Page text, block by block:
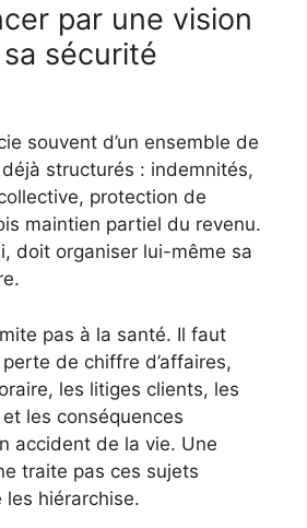
par une vision
sécurité
souvent d’un ensemble de
structurés : indemnités,
protection de
maintien partiel du revenu.
doit organiser lui-même sa
pas à la santé. Il faut
de chiffre d’affaires,
les litiges clients, les
les conséquences
accident de la vie. Une
traite pas ces sujets
les hiérarchise.